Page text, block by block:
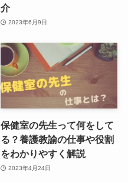
介
2023年6月9日
保健室の先生って何をして
る？養護教諭の仕事や役割
をわかりやすく解説
2023年4月24日